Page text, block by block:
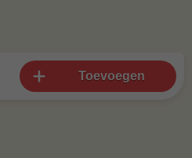
Toevoegen